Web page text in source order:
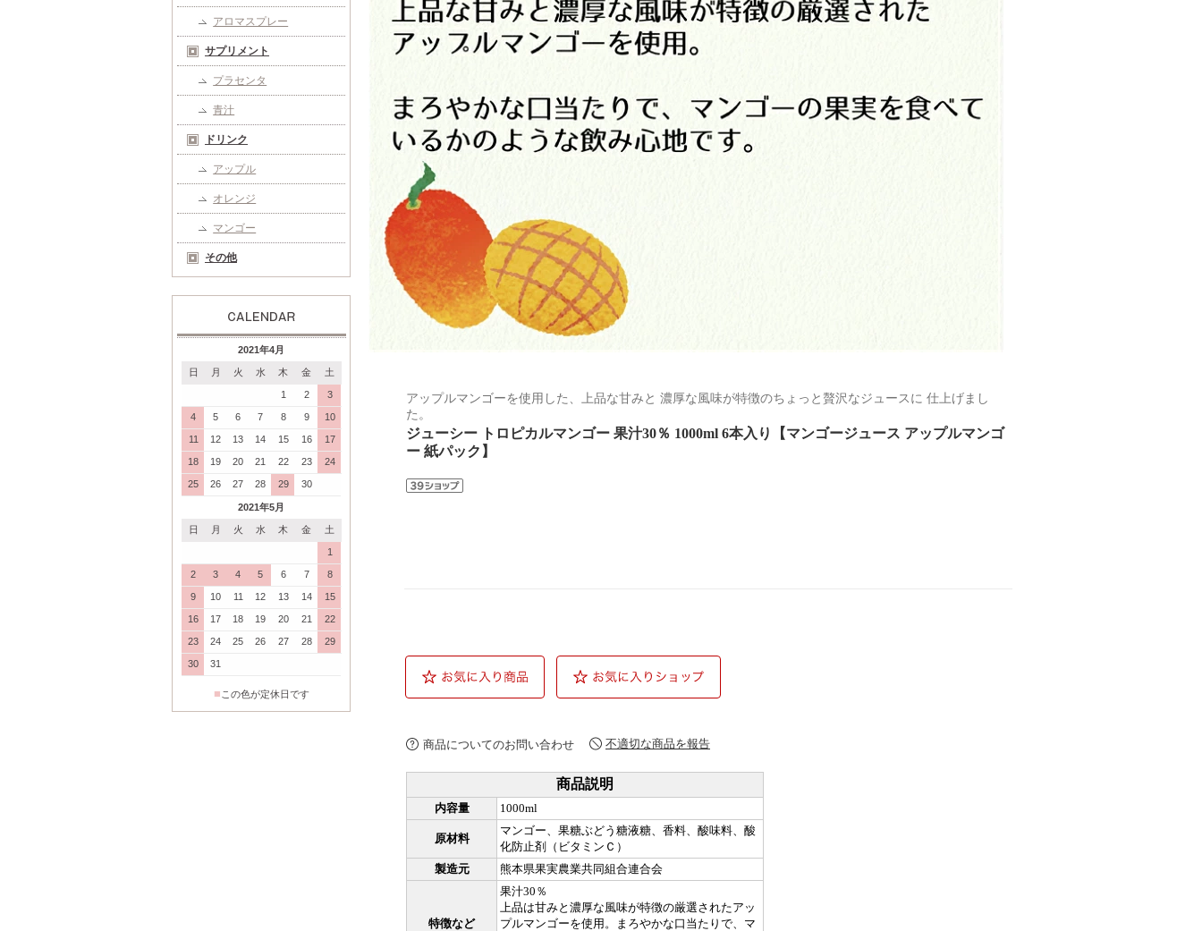
アロマスプレー
サプリメント
プラセンタ
青汁
ドリンク
アップル
オレンジ
マンゴー
その他
2021年4月
日 月 火 水 木 金 土
1 2 3
4 5 6 7 8 9 10
11 12 13 14 15 16 17
18 19 20 21 22 23 24
25 26 27 28 29 30
2021年5月
日 月 火 水 木 金 土
1
2 3 4 5 6 7 8
9 10 11 12 13 14 15
16 17 18 19 20 21 22
23 24 25 26 27 28 29
30 31
■ この色が定休日です
アップルマンゴーを使用した、上品な甘みと 濃厚な風味が特徴のちょっと贅沢なジュースに 仕上げまし
た。
ジューシー トロピカルマンゴー 果汁30％ 1000ml 6本入り【マンゴージュース アップルマンゴ
ー 紙パック】
商品についてのお問い合わせ 不適切な商品を報告
商品説明
内容量 1000ml
原材料
マンゴー、果糖ぶどう糖液糖、香料、酸味料、酸
化防止剤（ビタミンＣ）
製造元
熊本県果実農業共同組合連合会
特徴など
果汁30％
上品は甘みと濃厚な風味が特徴の厳選されたアッ
プルマンゴーを使用。まろやかな口当たりで、マ